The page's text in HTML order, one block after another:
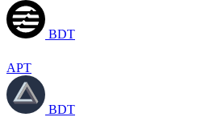
BDT
APT
BDT